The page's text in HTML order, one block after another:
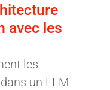
avec les
les
un LLM